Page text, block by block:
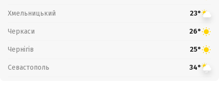
Хмельницький 23°
Черкаси 26°
Чернігів 25°
Севастополь 34°